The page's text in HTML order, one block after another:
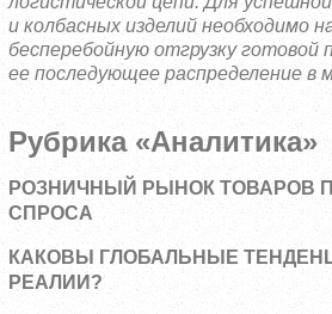
и колбасных изделий необходимо
бесперебойную отгрузку готовой
ее последующее распределение в
Рубрика «Аналитика»
РОЗНИЧНЫЙ РЫНОК ТОВАРОВ
СПРОСА
КАКОВЫ ГЛОБАЛЬНЫЕ
РЕАЛИИ?